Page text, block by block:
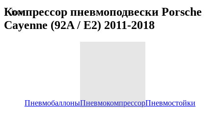
Компрессор пневмоподвески Porsche
Cayenne (92A / E2) 2011-2018
ПневмобаллоныПневмокомпрессорПневмостойки